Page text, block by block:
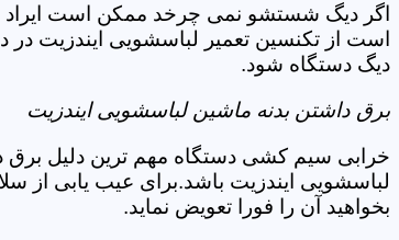
اگر دیگ شستشو نمی چرخد ممکن است ایراد از
است از تکنسین تعمیر لباسشویی ایندزیت
دیگ دستگاه شود.
برق داشتن بدنه ماشین لباسشویی ایندزیت
خرابی سیم کشی دستگاه مهم ترین دلیل برق
لباسشویی ایندزیت باشد.برای عیب یابی از
بخواهید آن را فورا تعویض نماید.